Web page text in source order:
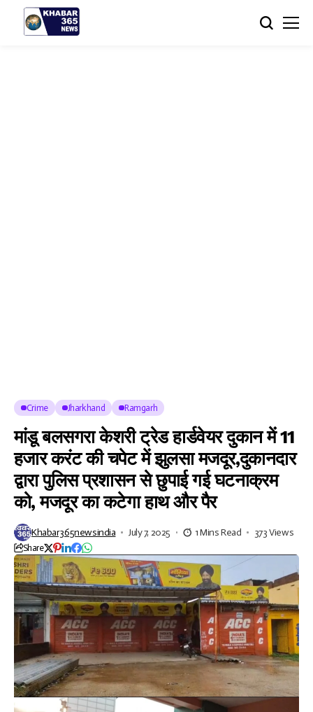
Crime Jharkhand Ramgarh
मांडू बलसगरा केशरी ट्रेड हार्डवेयर दुकान में 11
हजार करंट की चपेट में झुलसा मजदूर,दुकानदार
द्वारा पुलिस प्रशासन से छुपाई गई घटनाक्रम
को, मजदूर का कटेगा हाथ और पैर
Khabar365newsindia July 7, 2025 1 Mins Read 373 Views
Share